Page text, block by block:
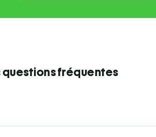
fréquentes